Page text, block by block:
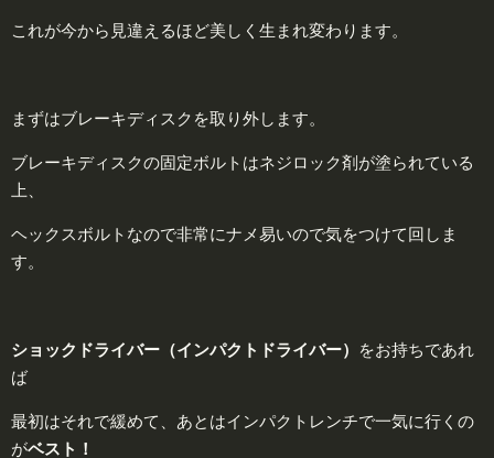
これが今から見違えるほど美しく生まれ変わります。
まずはブレーキディスクを取り外します。
ブレーキディスクの固定ボルトはネジロック剤が塗られている
上、
ヘックスボルトなので非常にナメ易いので気をつけて回しま
す。
ショックドライバー（インパクトドライバー）
をお持ちであれ
ば
最初はそれで緩めて、あとはインパクトレンチで一気に行くの
がベスト！